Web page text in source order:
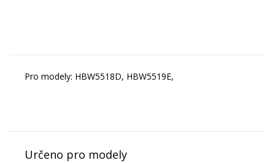
Pro modely: HBW5518D, HBW5519E,
Určeno pro modely